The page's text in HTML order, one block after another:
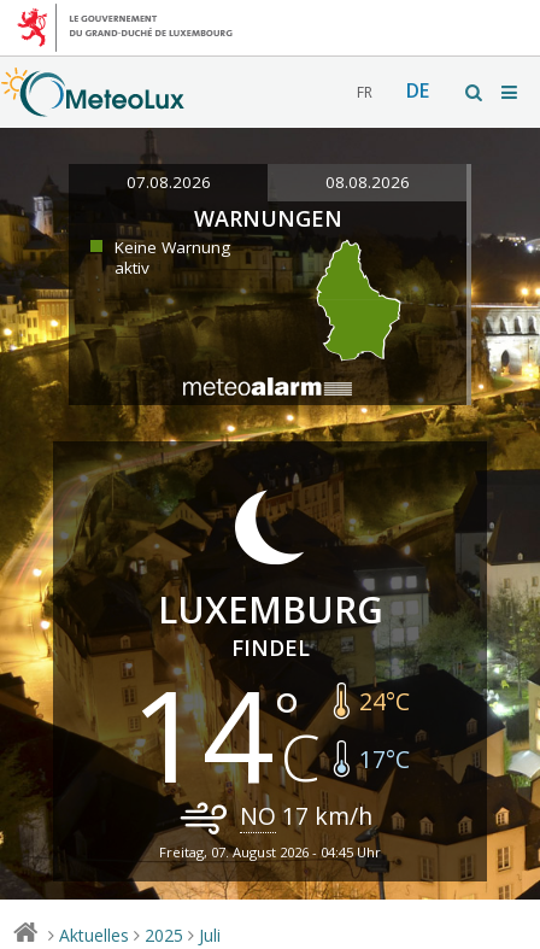
FR DE
07.08.2026 08.08.2026
WARNUNGEN
Keine Warnung
aktiv
LUXEMBURG
FINDEL
14 24°C
17°C
NO 17 km/h
Freitag, 07. August 2026 - 04:45 Uhr
> Aktuelles > 2025 > Juli